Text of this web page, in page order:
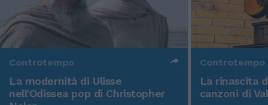
Controtempo
La modernità di Ulisse
nell'Odissea pop di Christopher
Controtempo
La rinascita
canzoni di